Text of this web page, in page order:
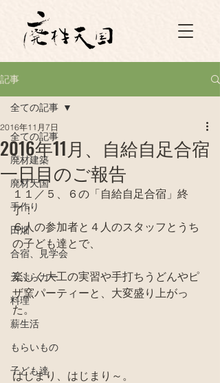
記事
全ての記事
廃材建築
廃材天国
手作り
田畑
合宿、見学会
天ぷらカー
料理
薪生活
もらいもの
子ども達
全ての記事
2016年11月、自給自足合宿
一日目のご報告
2016年11月7日
１１／５、６の「自給自足合宿」終
了！
６人の参加者と４人のスタッフとうち
の子ども達とで、
楽しく大工の実習や手打ちうどんやピ
ザ窯パーティーと、大変盛り上がっ
た。
はじまり、はじまり～。